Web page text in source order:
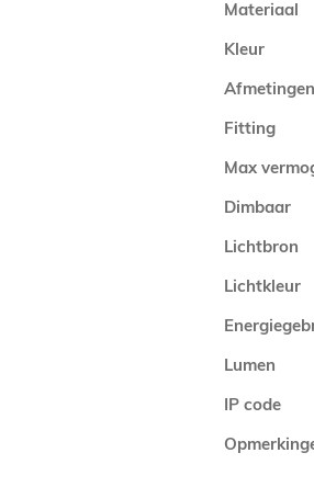
Materiaal
Kleur
Afmetingen
Fitting
Max
Dimbaar
Lichtbron
Lichtkleur
Lumen
IP code